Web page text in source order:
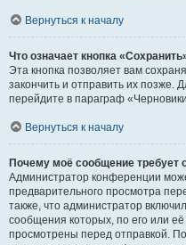
Вернуться к началу
Что означает кнопка
Эта кнопка позволяет вам
закончить и отправить их позже.
перейдите в параграф
Вернуться к началу
Почему моё сообщение требует
Администратор конференции
предварительного просмотра
также, что администратор
сообщения которых, по его или
просмотрены перед отправкой.